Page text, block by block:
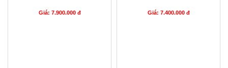
Giá: 7.900.000 đ Giá: 7.400.000 đ